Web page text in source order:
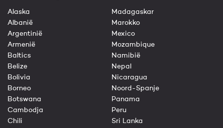
Alaska
Albanië
Argentinië
Armenië
Baltics
Belize
Bolivia
Borneo
Botswana
Cambodja
Chili
Madagaskar
Marokko
Mexico
Mozambique
Namibië
Nepal
Nicaragua
Noord-Spanje
Panama
Peru
Sri Lanka